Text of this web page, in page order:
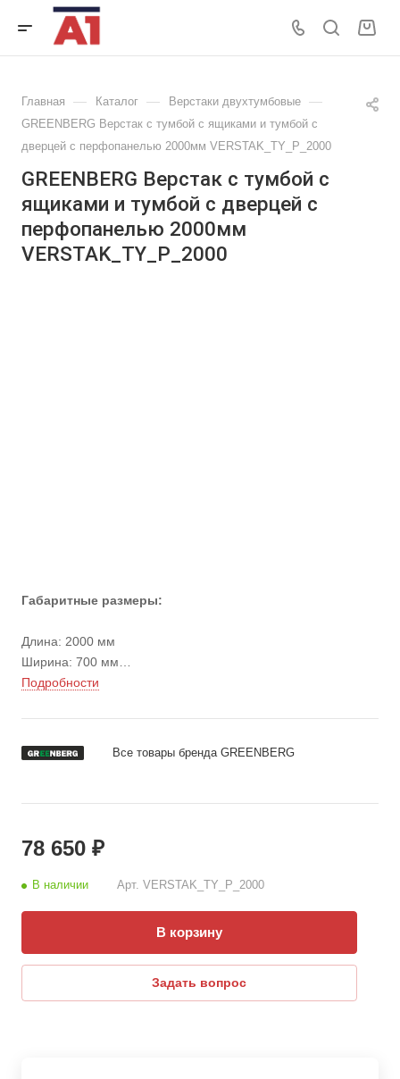
Главная — Каталог — Верстаки двухтумбовые —
GREENBERG Верстак с тумбой с ящиками и тумбой с
дверцей с перфопанелью 2000мм VERSTAK_ТY_P_2000
GREENBERG Верстак с тумбой с
ящиками и тумбой с дверцей с
перфопанелью 2000мм
VERSTAK_ТY_P_2000
Габаритные размеры:
Длина: 2000 мм
Ширина: 700 мм
Высота стола: 855 мм
Вес: 121 кг
Подробности
Все товары бренда GREENBERG
78 650 ₽
В наличии Арт. VERSTAK_ТY_P_2000
В корзину
Задать вопрос